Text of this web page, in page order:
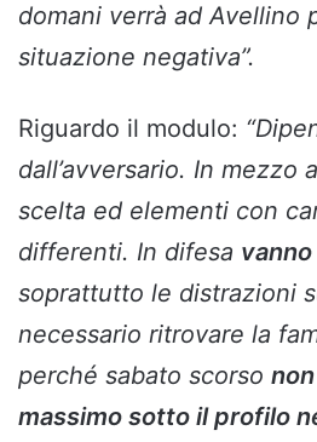
domani verrà ad Avellino
situazione negativa”.
Riguardo il modulo:
dall’avversario. In mezzo
scelta ed elementi con
differenti. In difesa
soprattutto le distrazioni
necessario ritrovare la
perché sabato scorso
massimo sotto il profilo